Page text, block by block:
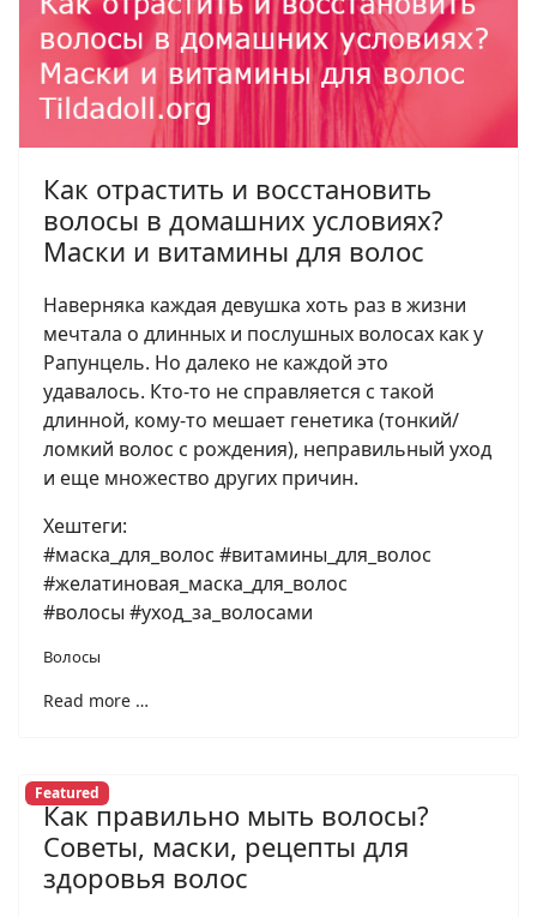
Как отрастить и восстановить
волосы в домашних условиях?
Маски и витамины для волос
Наверняка каждая девушка хоть раз в жизни
мечтала о длинных и послушных волосах как у
Рапунцель. Но далеко не каждой это
удавалось. Кто-то не справляется с такой
длинной, кому-то мешает генетика (тонкий/
ломкий волос с рождения), неправильный уход
и еще множество других причин.
Хештеги:
#маска_для_волос #витамины_для_волос
#желатиновая_маска_для_волос
#волосы #уход_за_волосами
Волосы
Read more …
Featured
Как правильно мыть волосы?
Советы, маски, рецепты для
здоровья волос